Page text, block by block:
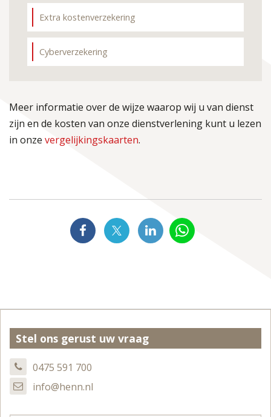
Extra kostenverzekering
Cyberverzekering
Meer informatie over de wijze waarop wij u van dienst
zijn en de kosten van onze dienstverlening kunt u lezen
in onze vergelijkingskaarten.
Stel ons gerust uw vraag
0475 591 700
info@henn.nl